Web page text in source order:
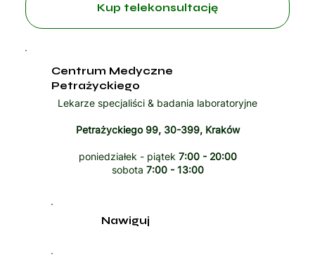
Kup telekonsultację
Centrum Medyczne
Petrażyckiego
Lekarze specjaliści & badania laboratoryjne
Petrażyckiego 99, 30-399, Kraków
poniedziałek - piątek 7:00 - 20:00
sobota 7:00 - 13:00
Nawiguj